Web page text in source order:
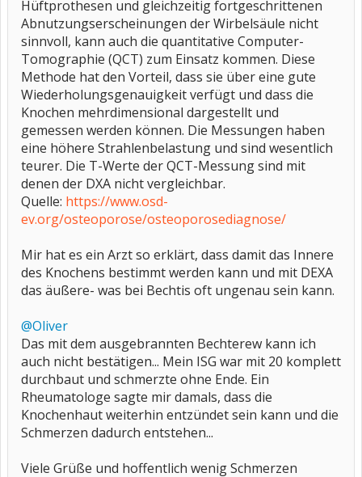
Hüftprothesen und gleichzeitig fortgeschrittenen
Abnutzungserscheinungen der Wirbelsäule nicht
sinnvoll, kann auch die quantitative Computer-
Tomographie (QCT) zum Einsatz kommen. Diese
Methode hat den Vorteil, dass sie über eine gute
Wiederholungsgenauigkeit verfügt und dass die
Knochen mehrdimensional dargestellt und
gemessen werden können. Die Messungen haben
eine höhere Strahlenbelastung und sind wesentlich
teurer. Die T-Werte der QCT-Messung sind mit
denen der DXA nicht vergleichbar.
Quelle: https://www.osd-
ev.org/osteoporose/osteoporosediagnose/
Mir hat es ein Arzt so erklärt, dass damit das Innere
des Knochens bestimmt werden kann und mit DEXA
das äußere- was bei Bechtis oft ungenau sein kann.
@Oliver
Das mit dem ausgebrannten Bechterew kann ich
auch nicht bestätigen... Mein ISG war mit 20 komplett
durchbaut und schmerzte ohne Ende. Ein
Rheumatologe sagte mir damals, dass die
Knochenhaut weiterhin entzündet sein kann und die
Schmerzen dadurch entstehen...
Viele Grüße und hoffentlich wenig Schmerzen